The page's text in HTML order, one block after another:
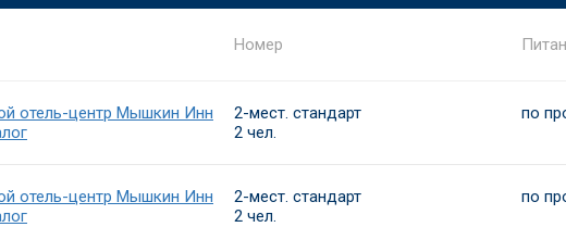
Номер
отель-центр Мышкин Инн
2-мест. стандарт
2 чел.
по
отель-центр Мышкин Инн
2-мест. стандарт
2 чел.
по